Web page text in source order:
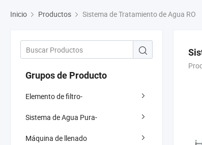
Inicio Productos Sistema de Tratamiento de Agua RO
Grupos de Producto
Elemento de filtro-
Sistema de Agua Pura-
Máquina de llenado